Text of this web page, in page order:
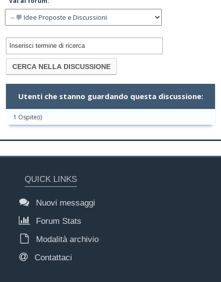
Utenti che stanno guardando questa discussione:
1 Ospite(i)
QUICK LINKS
Nuovi messaggi
Forum Stats
Modalità archivio
Contattaci